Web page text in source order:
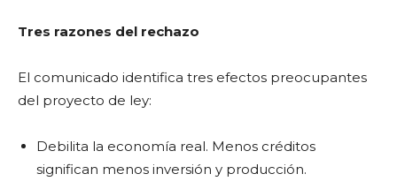
Tres razones del rechazo
El comunicado identifica tres efectos preocupantes
del proyecto de ley:
Debilita la economía real. Menos créditos
significan menos inversión y producción.